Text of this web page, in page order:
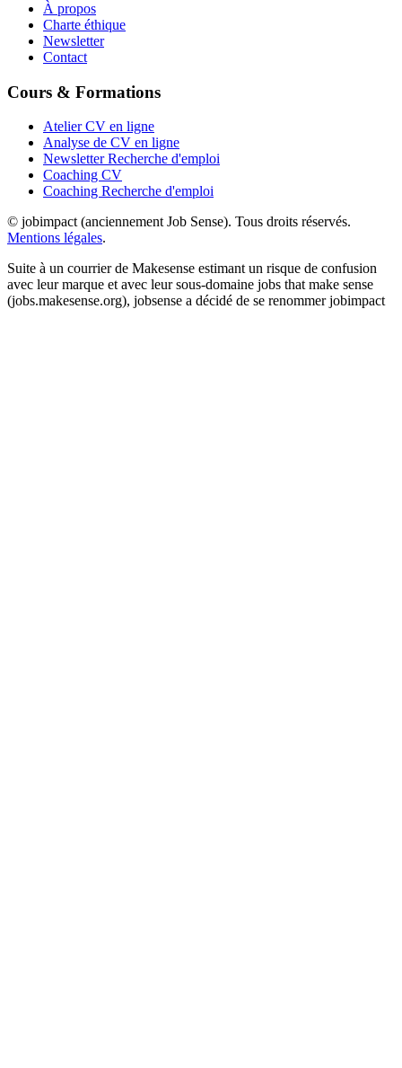
À propos
Charte éthique
Newsletter
Contact
Cours & Formations
Atelier CV en ligne
Analyse de CV en ligne
Newsletter Recherche d'emploi
Coaching CV
Coaching Recherche d'emploi
© jobimpact (anciennement Job Sense). Tous droits réservés.
Mentions légales.
Suite à un courrier de Makesense estimant un risque de confusion
avec leur marque et avec leur sous-domaine jobs that make sense
(jobs.makesense.org), jobsense a décidé de se renommer jobimpact